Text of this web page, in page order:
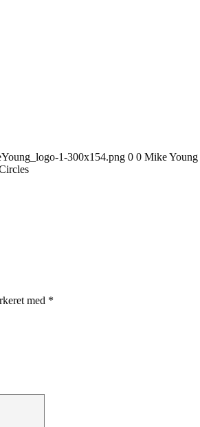
1-300x154.png 0 0 Mike Young
med *